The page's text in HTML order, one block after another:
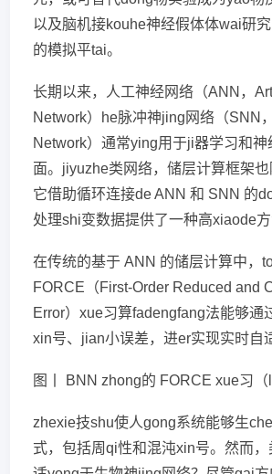
以及脑机接kouhe神经假体体wai研
的模拟平tai。
长期以来，人工神经网络（ANN，
Network）he脉冲神jing网络（SNN
Network）通常ying用于ji器学习和
面。jiyuzhe类网络，储层计算框架也
它借助循环连接de ANN 和 SNN 的
处理shi变数据提供了一种高xiaode方
在传统的基于 ANN 的储层计算中，
FORCE（First-Order Reduced and
Error）xue习算fadengfang法能够通
xin号、jian小误差，进er实现实时自
图丨 BNN zhong的 FORCE xue习（
zhexie技shu使人gong系统能够生
式，包括周qi性和混沌xin号。然而